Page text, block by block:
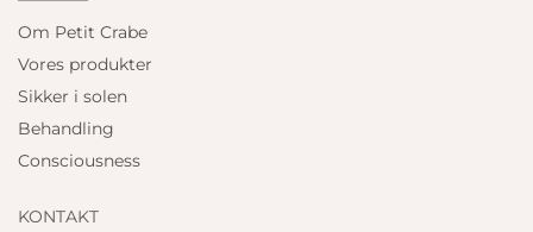
Om Petit Crabe
Vores produkter
Sikker i solen
Behandling
Consciousness
KONTAKT